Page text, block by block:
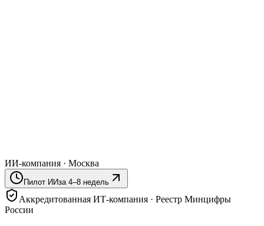
ИИ‑компания · Москва
Пилот ИИза 4–8 недель
Аккредитованная ИТ-компания · Реестр Минцифры
России